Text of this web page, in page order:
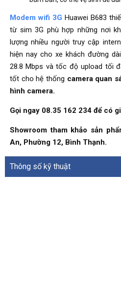
Modem wifi 3G Huawei B683
từ sim 3G phù hợp những nơi
lượng nhiều người truy cập
hiện nay cho xe khách đường
28.8 Mbps và tốc độ upload tối
tốt cho hệ thống camera quan
hình camera.
Gọi ngay 08.35 162 234 để có
Showroom tham khảo sản
An, Phường 12, Bình Thạnh.
Thông số kỹ thuật